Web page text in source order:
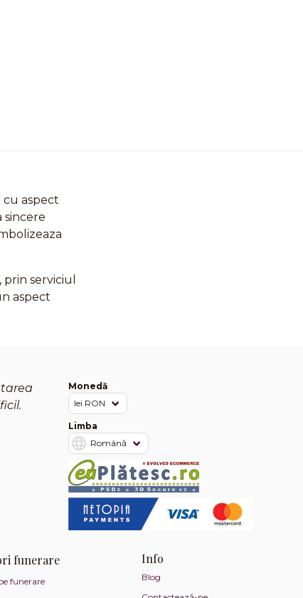
cu aspect
sincere
serviciul
aspect
Monedă
Limba
funerare
funerare
Info
Blog